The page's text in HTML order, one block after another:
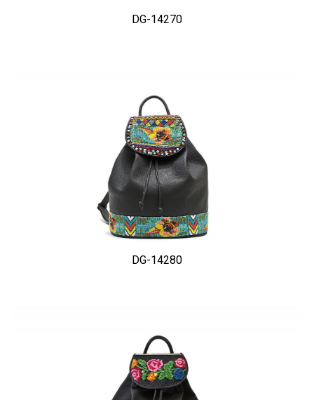
DG-14270
DG-14280